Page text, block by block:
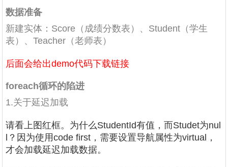
数据准备
新建实体：Score（成绩分数表）、Student（学生
表）、Teacher（老师表）
后面会给出demo代码下载链接
foreach循环的陷进
1.关于延迟加载
请看上图红框。为什么StudentId有值，而Studet为nul
l？因为使用code first，需要设置导航属性为virtual，
才会加载延迟加载数据。